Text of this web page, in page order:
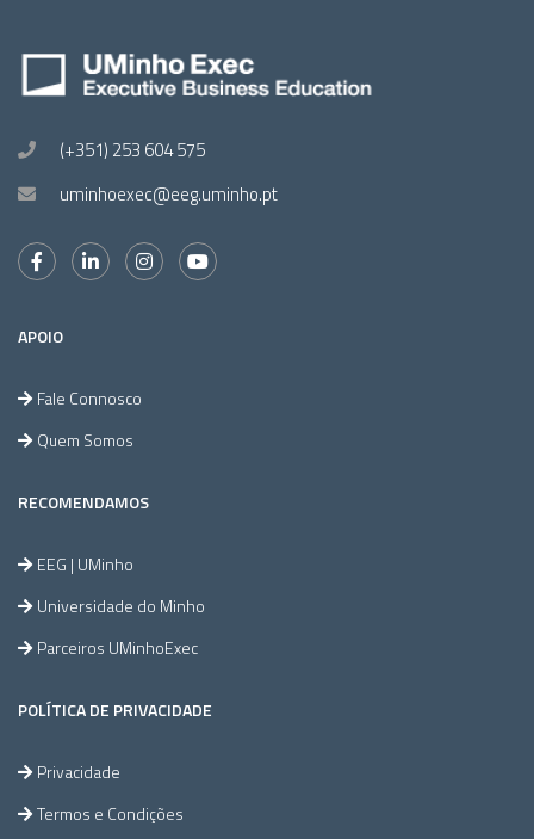
(+351) 253 604 575
uminhoexec@eeg.uminho.pt
APOIO
Fale Connosco
Quem Somos
RECOMENDAMOS
EEG | UMinho
Universidade do Minho
Parceiros UMinhoExec
POLÍTICA DE PRIVACIDADE
Privacidade
Termos e Condições